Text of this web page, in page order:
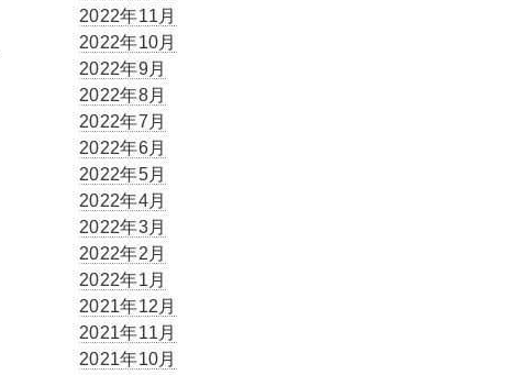
2022年11月
2022年10月
2022年9月
2022年8月
2022年7月
2022年6月
2022年5月
2022年4月
2022年3月
2022年2月
2022年1月
2021年12月
2021年11月
2021年10月